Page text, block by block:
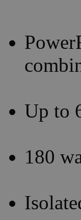
Up to
180